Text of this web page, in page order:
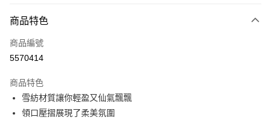
大哥付你分期
【大哥付你分期使用說明】
1.本服務由台灣大哥大提供，台灣大哥大用戶可立即使用無須另外申請。
流程，驗證手機門號後，選擇欲分期的期數、繳款截止日，確認付款後即完
成交易。
3.實際核准額度、可分期數及費用金額請依後續交易確認頁面所載為準。
4.訂單成立30分鐘內，如未前往確認交易或遇審核未通過，訂單將自動取
AFTEE先享後付
【關於「AFTEE先享後付」】
AFTEE先享後付是「在收到商品之後才付款」的支付方式。 讓您購物簡單
便利好安心！
１．簡單：不需註冊會員、不需綁卡、不需儲值。
ATM付款
商品特色
商品編號
5570414
商品特色
雪紡材質讓你輕盈又仙氣飄飄
領口壓摺展現了柔美氛圍